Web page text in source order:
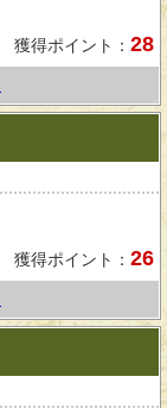
獲得ポイント： 28
獲得ポイント： 26